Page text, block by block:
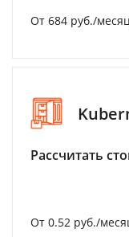
От 684 руб./
Рассчитать
От 0.52 руб./